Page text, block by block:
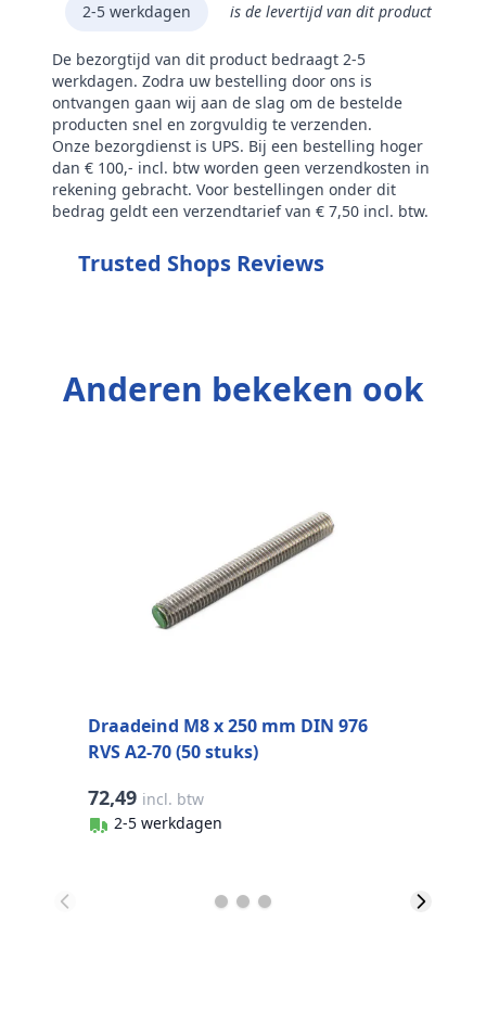
2-5 werkdagen is de levertijd van dit product
De bezorgtijd van dit product bedraagt 2-5
werkdagen. Zodra uw bestelling door ons is
ontvangen gaan wij aan de slag om de bestelde
producten snel en zorgvuldig te verzenden.
Onze bezorgdienst is UPS. Bij een bestelling hoger
dan € 100,- incl. btw worden geen verzendkosten in
rekening gebracht. Voor bestellingen onder dit
bedrag geldt een verzendtarief van € 7,50 incl. btw.
Trusted Shops Reviews
Anderen bekeken ook
Draadeind M8 x 250 mm DIN 976
RVS A2-70 (50 stuks)
72,49 incl. btw
2-5 werkdagen